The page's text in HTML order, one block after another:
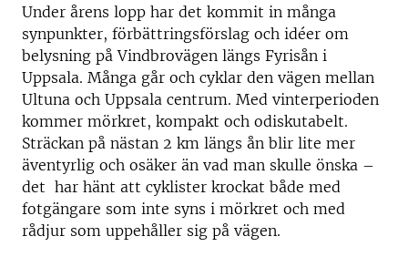
Under årens lopp har det kommit in många
synpunkter, förbättringsförslag och idéer om
belysning på Vindbrovägen längs Fyrisån i
Uppsala. Många går och cyklar den vägen mellan
Ultuna och Uppsala centrum. Med vinterperioden
kommer mörkret, kompakt och odiskutabelt.
Sträckan på nästan 2 km längs ån blir lite mer
äventyrlig och osäker än vad man skulle önska –
det har hänt att cyklister krockat både med
fotgängare som inte syns i mörkret och med
rådjur som uppehåller sig på vägen.